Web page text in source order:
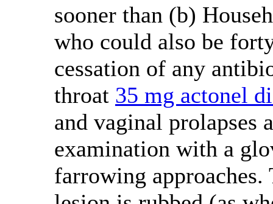
sooner than (b)
who could also be
cessation of any
throat 35 mg actonel
and vaginal prolapses
examination with a
farrowing approaches.